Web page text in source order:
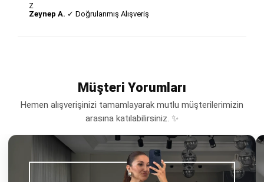
Z
Zeynep A. ✓ Doğrulanmış Alışveriş
Müşteri Yorumları
Hemen alışverişinizi tamamlayarak mutlu müşterilerimizin
arasına katılabilirsiniz. ✨